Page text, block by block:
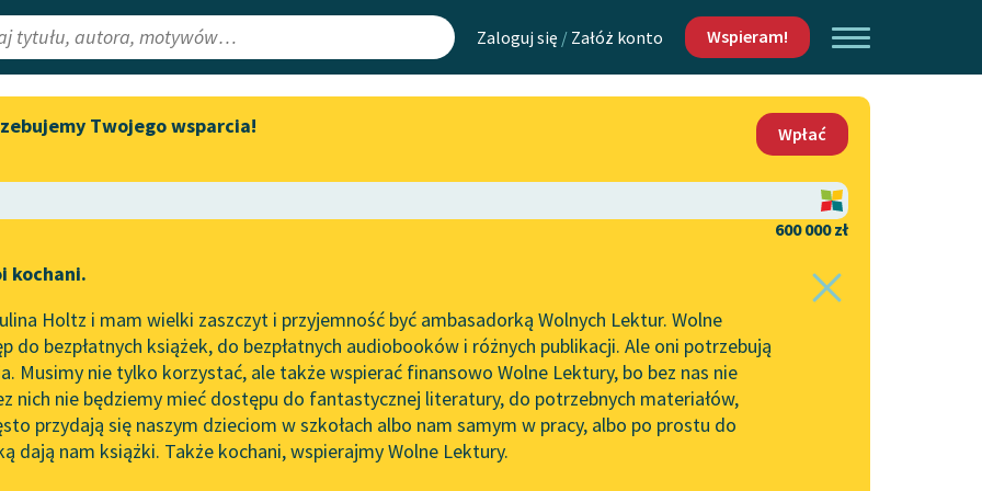
Zaloguj się / Załóż konto Wspieram!
Lektury
redakcyjne
Aktualności
Zapraszamy na spotkanie
literatury skandynawskiej
Wolne Lektury na 32.
Pol’and’Rock Festivalu
„Kochanek Lady Chatterley”
do słuchania na Wolnych
Lekturach
Nowy audiobook – „Marzenie
Mapa Wolnych Lektur
Leśmianator
API
OAI-PMH
Widget Wolnych Lektur
Kontakt
O projekcie
Zasady wykorzystania
Wolnych Lektur
Logotypy
Materiały promocyjne
Twojego wsparcia!
Wpłać
600 000 zł
kochani.
Holtz i mam wielki zaszczyt i przyjemność być ambasadorką Wolnych Lektur. Wolne
do bezpłatnych książek, do bezpłatnych audiobooków i różnych publikacji. Ale oni potrzebują
Musimy nie tylko korzystać, ale także wspierać finansowo Wolne Lektury, bo bez nas nie
nich nie będziemy mieć dostępu do fantastycznej literatury, do potrzebnych materiałów,
przydają się naszym dzieciom w szkołach albo nam samym w pracy, albo po prostu do
dają nam książki. Także kochani, wspierajmy Wolne Lektury.
Artykuł naukowy✖